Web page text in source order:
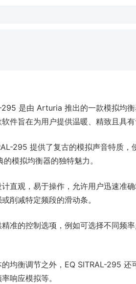
是由 Arturia 推出的一款模拟均
件旨在为用户提供温暖、精致且具有
295 提供了复古的模拟声音特质，
的模拟均衡器的独特魅力。
直观，易于操作，允许用户迅速准
削减特定频段的滑动条。
准的控制选项，例如可选择不同频
均衡调节之外，EQ SITRAL-295 还
响应模拟等。